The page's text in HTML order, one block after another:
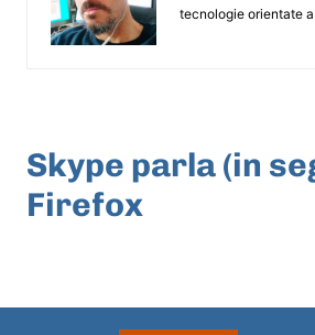
tecnologie orientate
Skype parla (in
Firefox